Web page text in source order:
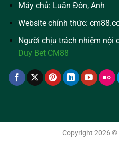
Máy chủ: Luân Đôn, Anh
Website chính thức:
Người chịu trách nhiệm nội
Duy Bet CM88
Copyright 2026 ©